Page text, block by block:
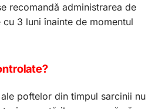
recomandă administrarea de
3 luni înainte de momentul
poftelor din timpul sarcinii nu